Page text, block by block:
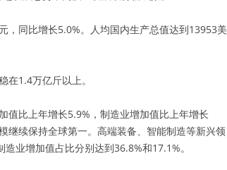
，同比增长5.0%。人均国内生产总值达到13953美
1.4万亿斤以上。
值比上年增长5.9%，制造业增加值比上年增长
继续保持全球第一。高端装备、智能制造等新兴领
业增加值占比分别达到36.8%和17.1%。